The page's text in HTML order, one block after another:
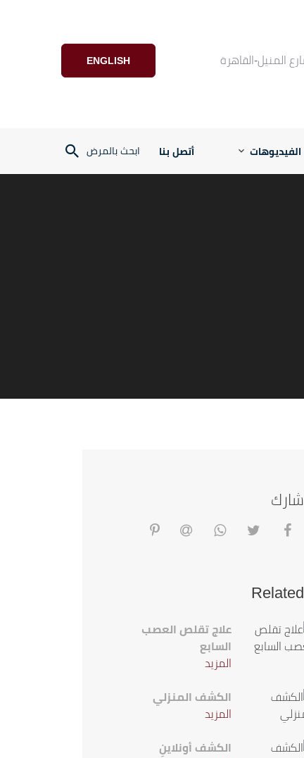
ENGLISH
ابحث بالمرض الفيديوهات أتصل بنا
شارك
Related
علاج تقلص العصب
السابع
المزيد
الكشف المنزلي
المزيد
الكشف أونلاينِ